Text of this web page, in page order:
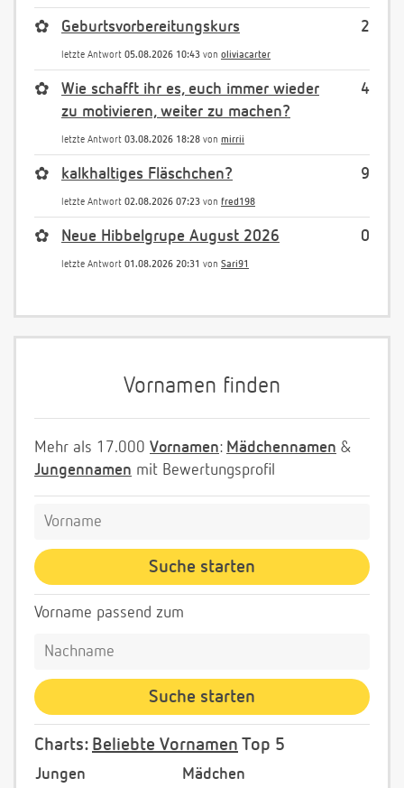
2
✿ Geburtsvorbereitungskurs
letzte Antwort 05.08.2026 10:43 von oliviacarter
4
✿
Wie schafft ihr es, euch immer wieder
zu motivieren, weiter zu machen?
letzte Antwort 03.08.2026 18:28 von mirrii
9
✿ kalkhaltiges Fläschchen?
letzte Antwort 02.08.2026 07:23 von fred198
0
✿ Neue Hibbelgrupe August 2026
letzte Antwort 01.08.2026 20:31 von Sari91
Vornamen finden
Mehr als 17.000 Vornamen: Mädchennamen &
Jungennamen mit Bewertungsprofil
Vorname passend zum
Charts: Beliebte Vornamen Top 5
Jungen Mädchen